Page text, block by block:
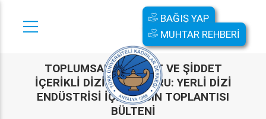
BAĞIŞ YAP
MUHTAR REHBERİ
TOPLUMSAL CINSIYET VE ŞIDDET
İÇERIKLI DIZILER RAPORU: YERLI DIZI
ENDÜSTRISI İÇIN BASIN TOPLANTISI
BÜLTENI